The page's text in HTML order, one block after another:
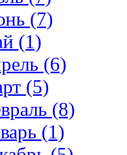
(7)
(1)
(6)
(5)
(8)
(1)